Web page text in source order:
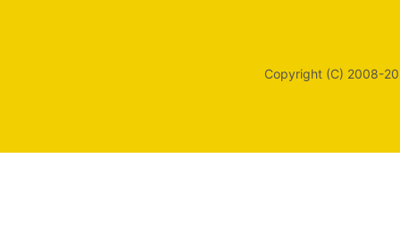
Copyright (C) 2008-